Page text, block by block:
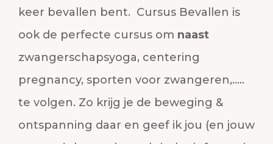
keer bevallen bent. Cursus Bevallen is
ook de perfecte cursus om naast
zwangerschapsyoga, centering
pregnancy, sporten voor zwangeren,…..
te volgen. Zo krijg je de beweging &
ontspanning daar en geef ik jou (en jouw